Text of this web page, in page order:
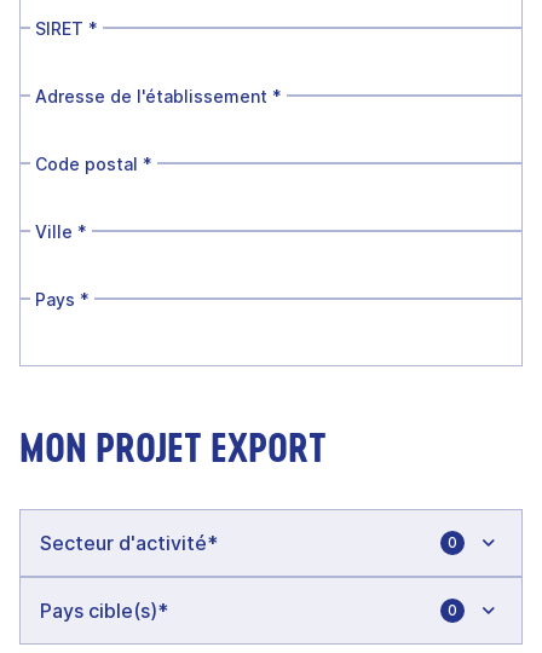
SIRET *
Adresse de l'établissement *
Code postal *
Ville *
Pays *
MON PROJET EXPORT
0
0